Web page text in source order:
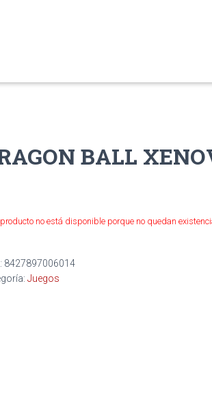
BALL
no está disponible porque no quedan
8427897006014
Juegos